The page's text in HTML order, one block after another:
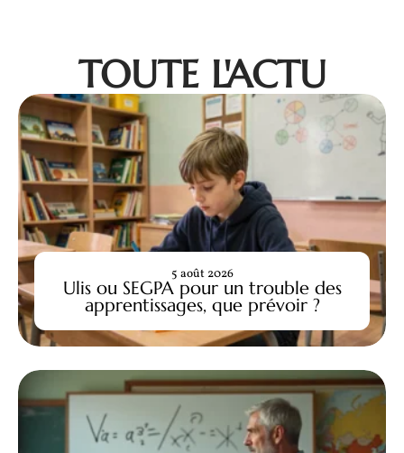
TOUTE L'ACTU
Ulis ou SEGPA pour un trouble des
apprentissages, que prévoir ?
5 août 2026